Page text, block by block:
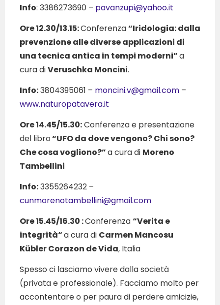
Info: 3386273690 – pavanzupi@yahoo.it
Ore 12.30/13.15:Conferenza“Iridologia: dalla
prevenzione alle diverse applicazioni di
una tecnica antica in tempi moderni”a
cura diVeruschka Moncini.
Info:3804395061 – moncini.v@gmail.com –
www.naturopatavera.it
Ore 14.45/15.30:Conferenza e presentazione
del libro“UFO da dove vengono? Chi sono?
Che cosa vogliono?”a cura di Moreno
Tambellini
Info:3355264232 –
cunmorenotambellini@gmail.com
Ore 15.45/16.30 :Conferenza“Verita e
integrità“a cura di Carmen Mancosu
Kübler Corazon de Vida, Italia
Spesso ci lasciamo vivere dalla società
(privata e professionale). Facciamo molto per
accontentare o per paura di perdere amicizie,